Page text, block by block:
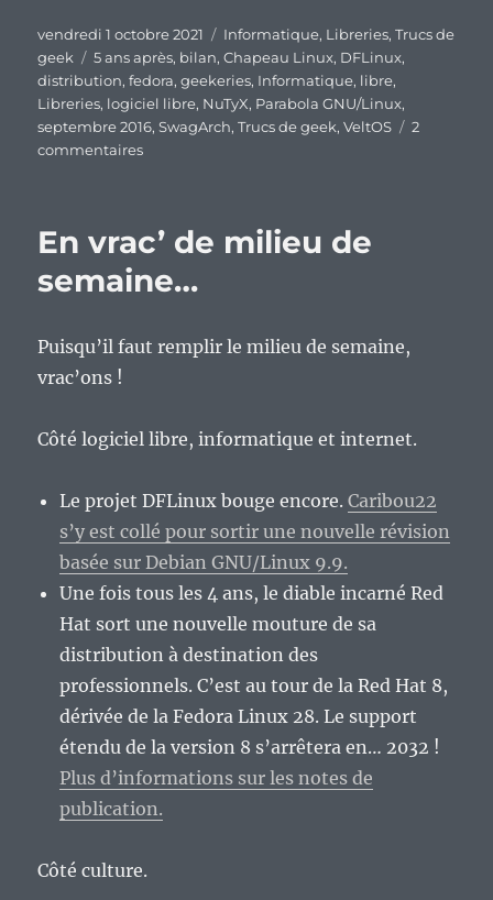
Publié
le
vendredi 1 octobre 2021 Catégories
Informatique, Libreries,Trucs de
geek
Étiquettes
5 ans après, bilan,Chapeau Linux, DFLinux,
distribution,fedora,geekeries, Informatique, libre,
Libreries, logiciel libre, NuTyX, Parabola GNU/Linux,
septembre 2016,SwagArch,Trucs de geek,VeltOS
2
commentairessur
les
GNU/Linux
neuvième
En vrac’ de milieu de
semaine…
Puisqu’il faut remplir le milieu de semaine,
vrac’ons !
Côté logiciel libre, informatique et internet.
Le projet DFLinux bouge encore.Caribou22
s’y est collé pour sortir une nouvelle révision
basée sur Debian GNU/Linux 9.9.
Une fois tous les 4 ans, le diable incarné Red
Hat sort une nouvelle mouture de sa
distribution à destination des
professionnels. C’est au tour de la Red Hat 8,
dérivée de la Fedora Linux 28. Le support
étendu de la version 8 s’arrêtera en… 2032 !
Plus d’informations sur les notes de
publication.
Côté culture.